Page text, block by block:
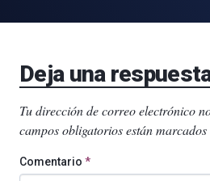
Deja una
Tu dirección de correo electrónico
campos obligatorios están marcados
Comentario *